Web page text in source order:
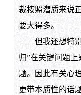
裁按照潜质来说
要大得多。
但我还想特别
归”在关键问题
题。因此有关心
更带本质性的话